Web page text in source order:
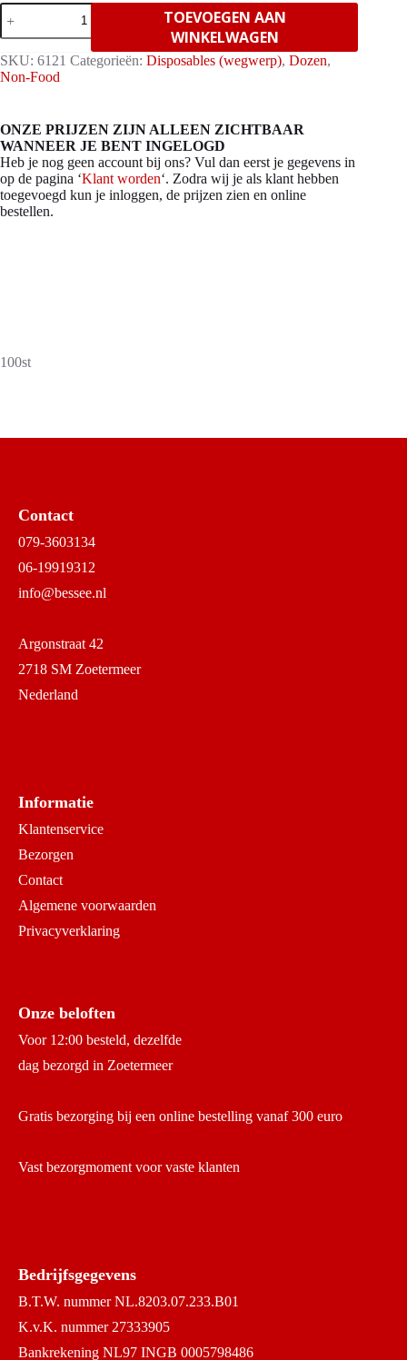
Pizzadoos
(32cm)
Crown
Food
100st
aantal
TOEVOEGEN AAN
WINKELWAGEN
SKU: 6121 Categorieën: Disposables (wegwerp), Dozen,
Non-Food
ONZE PRIJZEN ZIJN ALLEEN ZICHTBAAR
WANNEER JE BENT INGELOGD
Heb je nog geen account bij ons? Vul dan eerst je gegevens in
op de pagina ‘Klant worden‘. Zodra wij je als klant hebben
toegevoegd kun je inloggen, de prijzen zien en online
bestellen.
100st
Contact
079-3603134
06-19919312
info@bessee.nl
Argonstraat 42
2718 SM Zoetermeer
Nederland
Informatie
Klantenservice
Bezorgen
Contact
Algemene voorwaarden
Privacyverklaring
Onze beloften
Voor 12:00 besteld, dezelfde
dag bezorgd in Zoetermeer
Gratis bezorging bij een online bestelling vanaf 300 euro
Vast bezorgmoment voor vaste klanten
Bedrijfsgegevens
B.T.W. nummer NL.8203.07.233.B01
K.v.K. nummer 27333905
Bankrekening NL97 INGB 0005798486